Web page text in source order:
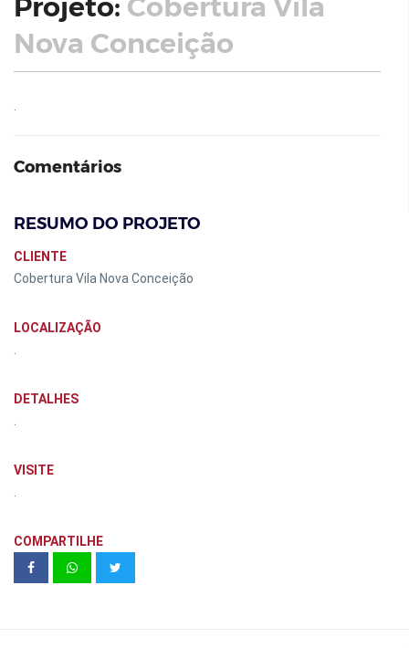
Projeto: Cobertura Vila
Nova Conceição
Comentários
RESUMO DO PROJETO
CLIENTE
Cobertura Vila Nova Conceição
LOCALIZAÇÃO
DETALHES
VISITE
COMPARTILHE